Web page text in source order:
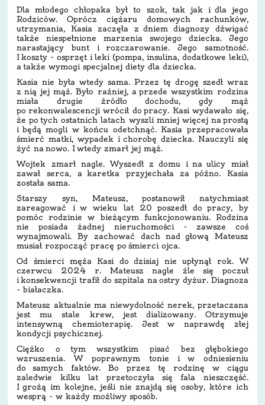
Dla młodego chłopaka był to szok, tak jak i dla jego
Rodziców. Oprócz ciężaru domowych rachunków,
utrzymania, Kasia zaczęła z dniem diagnozy dźwigać
także niespełnione marzenia swojego dziecka. Jego
narastający bunt i rozczarowanie. Jego samotność.
I koszty - osprzęt i leki (pompa, insulina, dodatkowe leki),
a także wymogi specjalnej diety dla dziecka.
Kasia nie była wtedy sama. Przez tę drogę szedł wraz
z nią jej mąż. Było raźniej, a przede wszystkim rodzina
miała drugie źródło dochodu, gdy mąż
po rekonwalescencji wrócił do pracy. Kasi wydawało się,
że po tych ostatnich latach wyszli mniej więcej na prostą
i będą mogli w końcu odetchnąć. Kasia przepracowała
śmierć matki, wypadek i chorobę dziecka. Nauczyli się
żyć na nowo. I wtedy zmarł jej mąż.
Wojtek zmarł nagle. Wyszedł z domu i na ulicy miał
zawał serca, a karetka przyjechała za późno. Kasia
została sama.
Starszy syn, Mateusz, postanowił natychmiast
zareagować i w wieku lat 20 poszedł do pracy, by
pomóc rodzinie w bieżącym funkcjonowaniu. Rodzina
nie posiada żadnej nieruchomości - zawsze coś
wynajmowali. By zachować dach nad głową Mateusz
musiał rozpocząć pracę po śmierci ojca.
Od śmierci męża Kasi do dzisiaj nie upłynął rok. W
czerwcu 2024 r. Mateusz nagle źle się poczuł
i konsekwencji trafił do szpitala na ostry dyżur. Diagnoza
- białaczka.
Mateusz aktualnie ma niewydolność nerek, przetaczana
jest mu stale krew, jest dializowany. Otrzymuje
intensywną chemioterapię. Jest w naprawdę złej
kondycji psychicznej.
Ciężko o tym wszystkim pisać bez głębokiego
wzruszenia. W poprawnym tonie i w odniesieniu
do samych faktów. Bo przez tę rodzinę w ciągu
zaledwie kilku lat przetoczyła się fala nieszczęść.
I grożą im kolejne, jeśli nie znajdą się osoby, które ich
wesprą - w każdy możliwy sposób.